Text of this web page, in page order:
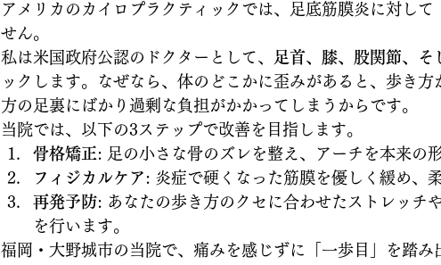
アメリカのカイロプラクティックでは、足底筋膜炎に対して
せん。
私は米国政府公認のドクターとして、
足首、膝、股関節、そ
ックします。なぜなら、体のどこかに歪みがあると、歩き
方の足裏にばかり過剰な負担がかかってしまうからです。
当院では、以下の3ステップで改善を目指します。
骨格矯正: 足の小さな骨のズレを整え、アーチを本来の
フィジカルケア : 炎症で硬くなった筋膜を優しく緩め、
再発予防: あなたの歩き方のクセに合わせたストレッチ
を行います。
福岡・大野城市の当院で、痛みを感じずに「一歩目」を踏み